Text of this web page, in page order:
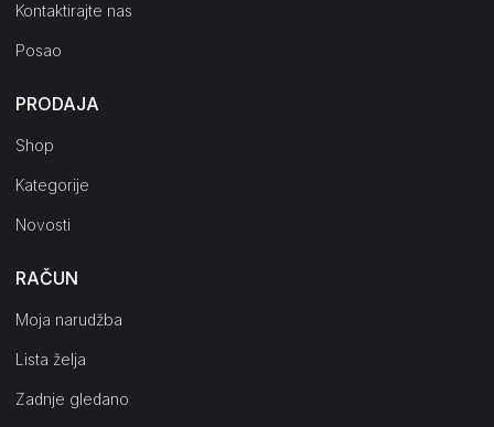
Kontaktirajte nas
Posao
PRODAJA
Shop
Kategorije
Novosti
RAČUN
Moja narudžba
Lista želja
Zadnje gledano